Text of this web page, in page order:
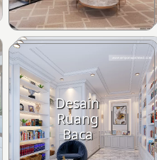
Desain
Ruang
Baca